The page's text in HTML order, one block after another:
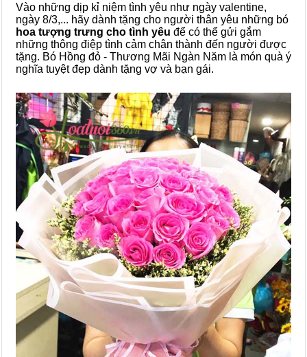
Vào những dịp kỉ niệm tình yêu như ngày valentine,
ngày 8/3,... hãy dành tặng cho người thân yêu những bó
hoa tượng trưng cho tình yêu để có thể gửi gắm
những thông điệp tình cảm chân thành đến người được
tặng. Bó Hồng đỏ - Thương Mãi Ngàn Năm là món quà ý
nghĩa tuyệt đẹp dành tặng vợ và bạn gái.